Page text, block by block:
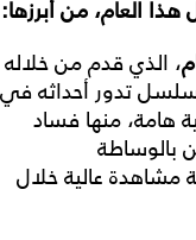
هذا العام، منأبرزها:
، الذي قدم من خلاله
تدور أحداثه في
هامة، منها فساد
بالوساطة
عالية خلال